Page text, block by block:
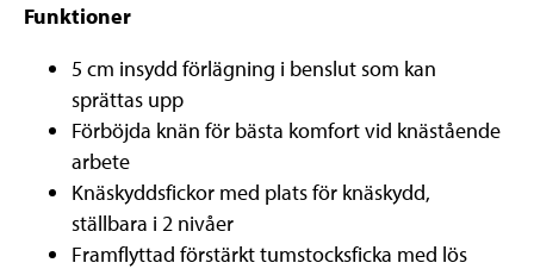
Funktioner
5 cm insydd förlägning i benslut som kan
sprättas upp
Förböjda knän för bästa komfort vid knästående
arbete
Knäskyddsfickor med plats för knäskydd,
ställbara i 2 nivåer
Framflyttad förstärkt tumstocksficka med lös